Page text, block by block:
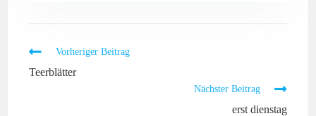
Vorheriger Beitrag
Teerblätter
Nächster Beitrag
erst dienstag